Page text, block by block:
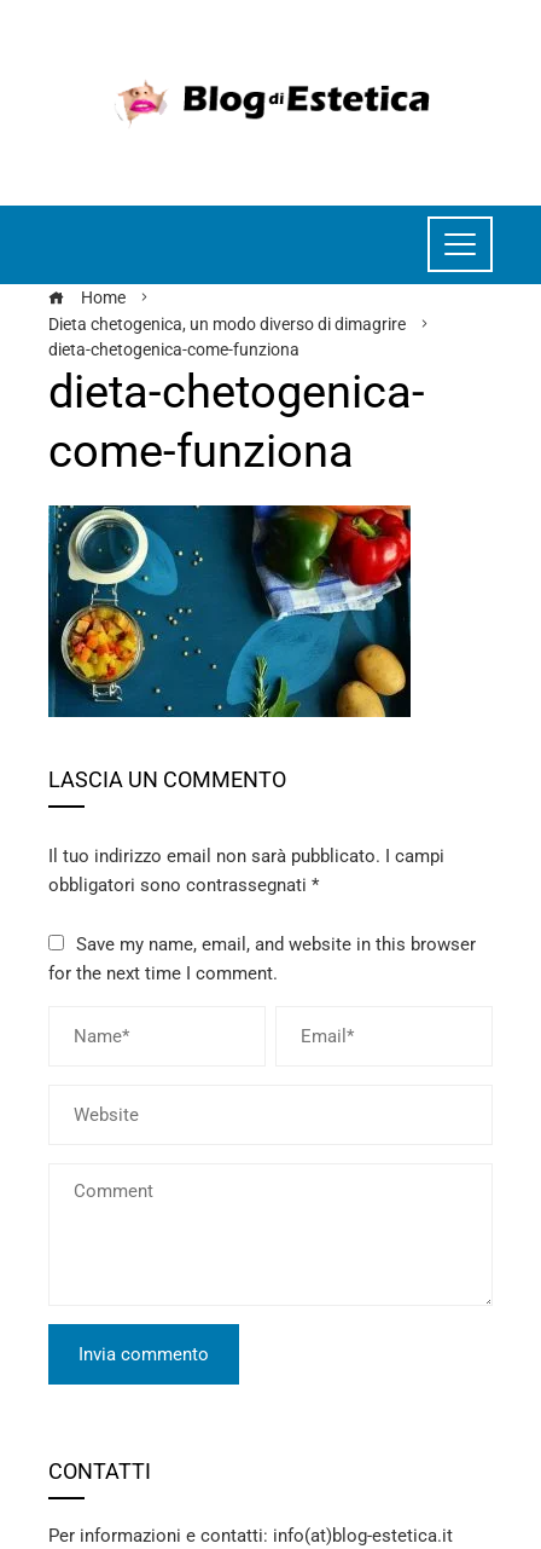
Home
Dieta chetogenica, un modo diverso di dimagrire
dieta-chetogenica-come-funziona
dieta-chetogenica-
come-funziona
LASCIA UN COMMENTO
Il tuo indirizzo email non sarà pubblicato. I campi
obbligatori sono contrassegnati *
Save my name, email, and website in this browser
for the next time I comment.
CONTATTI
Per informazioni e contatti: info(at)blog-estetica.it